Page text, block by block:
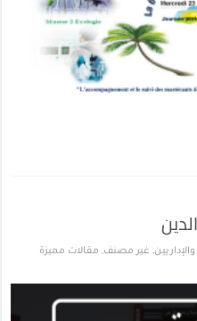
, غير مصنف, مقالات مميزة